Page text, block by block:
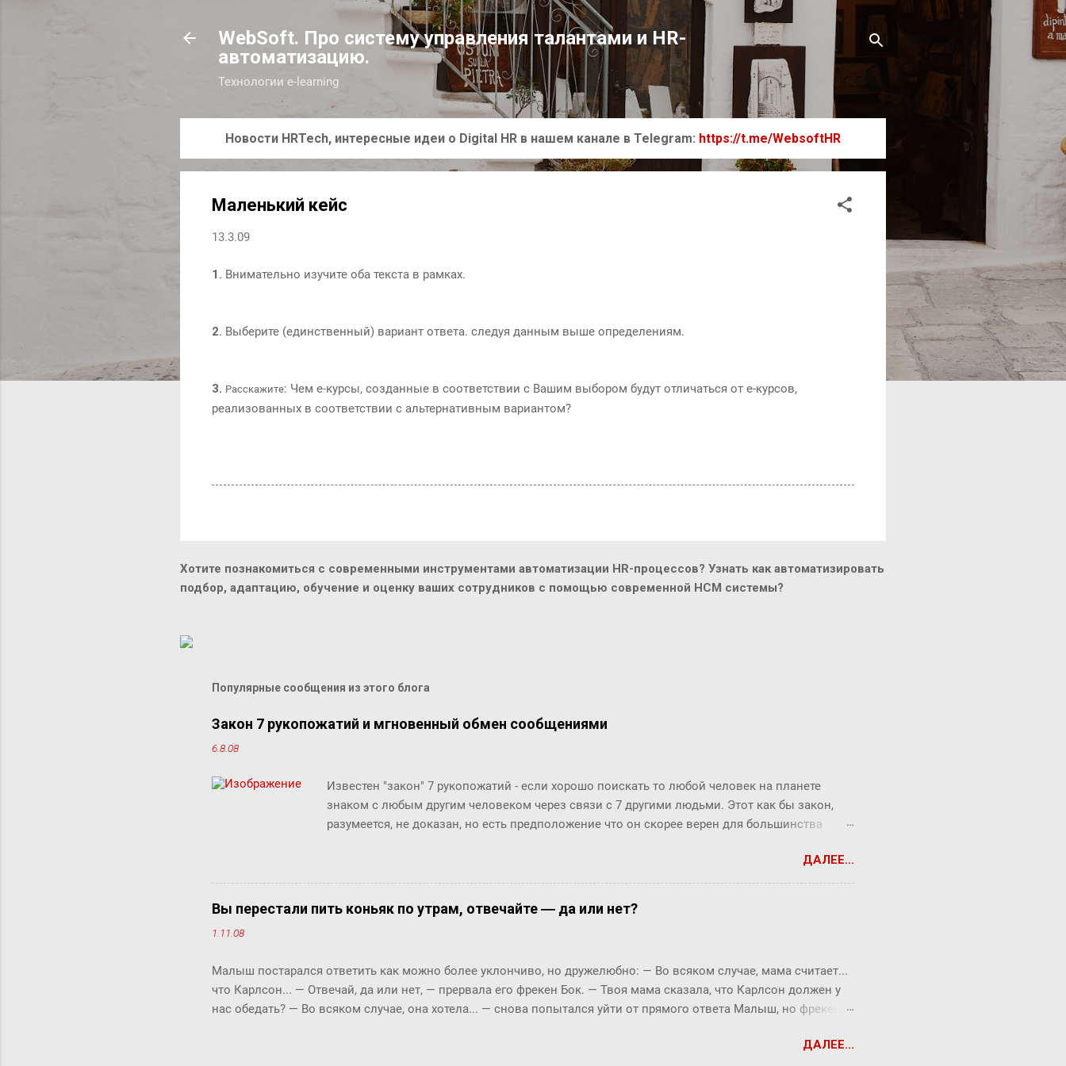
К основному контенту
WebSoft. Про систему управления талантами и HR-
автоматизацию.
Технологии e-learning
Новости HRTech, интересные идеи о Digital HR в нашем канале в Telegram: https://t.me/WebsoftHR
Маленький кейс
13.3.09
1. Внимательно изучите оба текста в рамках.
2. Выберите (единственный) вариант ответа. следуя данным выше определениям.
3. Расскажите: Чем е-курсы, созданные в соответствии с Вашим выбором будут отличаться от е-курсов,
реализованных в соответствии с альтернативным вариантом?
Хотите познакомиться с современными инструментами автоматизации HR-процессов? Узнать как автоматизировать
подбор, адаптацию, обучение и оценку ваших сотрудников с помощью современной HCM системы?
Популярные сообщения из этого блога
Закон 7 рукопожатий и мгновенный обмен сообщениями
6.8.08
Известен "закон" 7 рукопожатий - если хорошо поискать то любой человек на планете
знаком с любым другим человеком через связи с 7 другими людьми. Этот как бы закон,
разумеется, не доказан, но есть предположение что он скорее верен для большинства
"сжиматься" за счет технологий (интернет, авиаперелеты и т.п.). Этот закон ребята из
Microsofr Research решили проверить на пользователях Microsoft Messenger (180
миллионов) и базе из их 30 миллиардов сообщений (начиная с 2006 года). Знакомыми
считали двух людей, хотя бы раз обменявшихся сообщениями в чате. Окзалось, что средняя
коммуникации с экспертами, т.к. получается, что все богатства мира (знания) всего в 6
кликах от нас, нужно только их как-то найти... Информаци...
ДАЛЕЕ...
Вы перестали пить коньяк по утрам, отвечайте ― да или нет?
1.11.08
Малыш постарался ответить как можно более уклончиво, но дружелюбно: ― Во всяком случае, мама считает...
что Карлсон... ― Отвечай, да или нет, ― прервала его фрекен Бок. ― Твоя мама сказала, что Карлсон должен у
нас обедать? ― Во всяком случае, она хотела... ― снова попытался уйти от прямого ответа Малыш, но фрекен
ответить «да» или «нет», по-моему, это не трудно. ― Представь себе, трудно, ― вмешался Карлсон. ― Я сейчас
ДАЛЕЕ...